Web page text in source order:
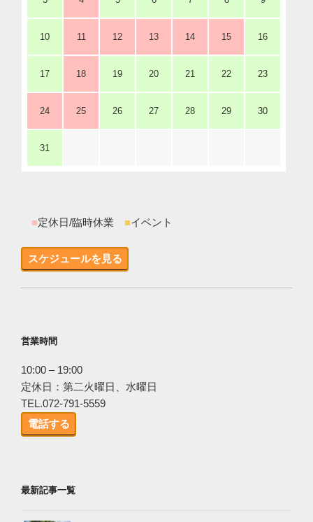
10 11 12 13 14 15 16
17 18 19 20 21 22 23
24 25 26 27 28 29 30
31
■定休日/臨時休業 ■イベント
スケジュールを見る
営業時間
10:00 – 19:00
定休日：第二火曜日、水曜日
TEL.072-791-5559
電話する
最新記事一覧